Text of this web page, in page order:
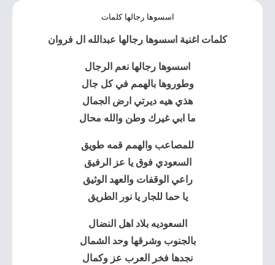
اسسوها رجالها كلمات
كلمات اغنية اسسوها رجالها عبدالله ال فروان
اسسوها رجالها نعم الرجال
وطوروها بالهمم في كل جال
هذي هيه ديرتي ارض الجمال
ما ابي غيرك وطن والله محال
للمصاعب والهمم قمه طويق
السعودي فوق يا عز الرفيق
راعي الوقفات والعهد الوثيق
يا حما للجار يا نور الطريق
السعوديه بلاد اهل النضال
بالجنوب وشرقها وحد الشمال
نجدها فخر العرب عز وكمال